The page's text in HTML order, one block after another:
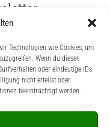
Technologien wie Cookies, um
Wenn du diesen
oder eindeutige IDs
nicht erteilst oder
beeinträchtigt werden.